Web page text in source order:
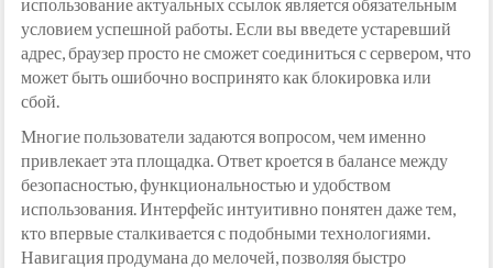
условием успешной работы. Если вы введете устаревший
адрес, браузер просто не сможет соединиться с сервером, что
может быть ошибочно воспринято как блокировка или
сбой.
Многие пользователи задаются вопросом, чем именно
привлекает эта площадка. Ответ кроется в балансе между
безопасностью, функциональностью и удобством
использования. Интерфейс интуитивно понятен даже тем,
кто впервые сталкивается с подобными технологиями.
Навигация продумана до мелочей, позволяя быстро